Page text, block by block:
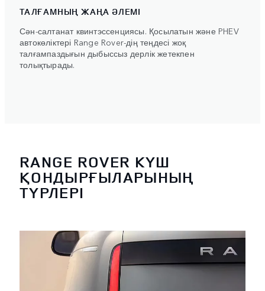
ТАЛҒАМНЫҢ ЖАҢА ӘЛЕМІ
Сән-салтанат квинтэссенциясы. Қосылатын және PHEV
автокөліктері Range Rover-дің теңдесі жоқ
талғампаздығын дыбыссыз дерлік жетекпен
толықтырады.
RANGE ROVER КҮШ
ҚОНДЫРҒЫЛАРЫНЫҢ
ТҮРЛЕРІ